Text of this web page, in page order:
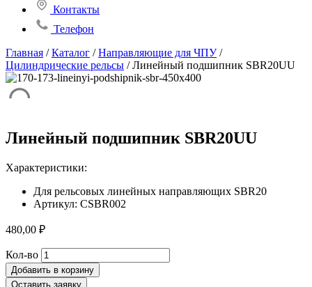
Контакты
Телефон
Главная /Каталог /Направляющие для ЧПУ/
Цилиндрические рельсы /Линейный подшипник SBR20UU
Линейный подшипник SBR20UU
Характеристики:
Для рельсовых линейных направляющих SBR20
Артикул: CSBR002
480,00 ₽
Кол-во Количество
товара
Линейный
Добавить в корзину
Оставить заявку